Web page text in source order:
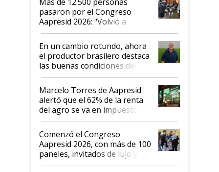
pasaron por el Congreso
Aapresid 2026: "Volvió a
demostrar que hablar del
suelo es hablar de todo el
sistema productivo"
En un cambio rotundo, ahora
el productor brasilero destaca
las buenas condiciones del
agro argentino para invertir:
"Los veo más motivados"
Marcelo Torres de Aapresid
alertó que el 62% de la renta
del agro se va en impuestos:
"No es bueno que en
Argentina se sigan discutiendo
las mismas cosas de hace 50
años"
Comenzó el Congreso
Aapresid 2026, con más de 100
paneles, invitados de lujo y
todas las tendencias